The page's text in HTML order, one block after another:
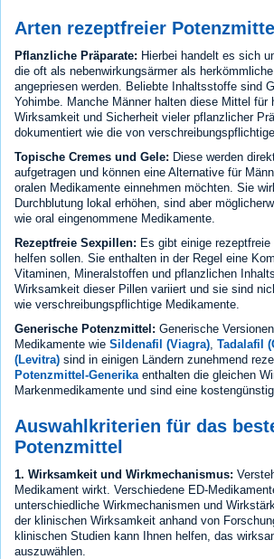
Arten rezeptfreier
Pflanzliche Präparate: Hierbei handelt es sich
die oft als nebenwirkungsärmer als
angepriesen werden. Beliebte Inhaltsstoffe sind
Yohimbe. Manche Männer halten diese Mittel für
Wirksamkeit und Sicherheit vieler pflanzlicher
dokumentiert wie die von
Topische Cremes und Gele: Diese werden
aufgetragen und können eine Alternative für
oralen Medikamente einnehmen möchten. Sie
Durchblutung lokal erhöhen, sind aber
wie oral eingenommene Medikamente.
Rezeptfreie Sexpillen: Es gibt einige
helfen sollen. Sie enthalten in der Regel eine
Vitaminen, Mineralstoffen und pflanzlichen
Wirksamkeit dieser Pillen variiert und sie sind
wie verschreibungspflichtige Medikamente.
Generische Potenzmittel: Generische
Medikamente wie Sildenafil (Viagra) Tadalafil
(Levitra) sind in einigen Ländern zunehmend
Potenzmittel-Generika enthalten die gleichen
Markenmedikamente und sind eine
Auswahlkriterien für das
Potenzmittel
1. Wirksamkeit und Wirkmechanismus:
Medikament wirkt. Verschiedene ED-
unterschiedliche Wirkmechanismen und
der klinischen Wirksamkeit anhand von
klinischen Studien kann Ihnen helfen, das
auszuwählen.